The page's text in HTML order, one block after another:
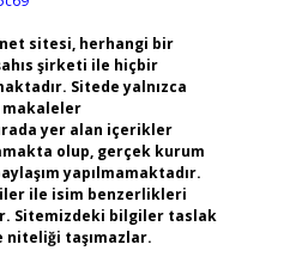
sitesi, herhangi bir
şirketi ile hiçbir
Sitede yalnızca
makaleler
yer alan içerikler
olup, gerçek kurum
yapılmamaktadır.
ile isim benzerlikleri
Sitemizdeki bilgiler taslak
niteliği taşımazlar.